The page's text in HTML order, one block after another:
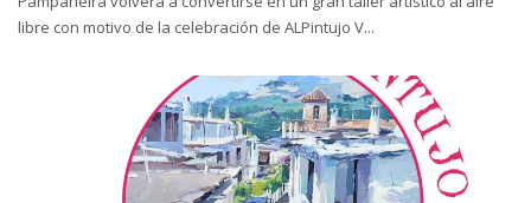
libre con motivo de la celebración de ALPintujo V...